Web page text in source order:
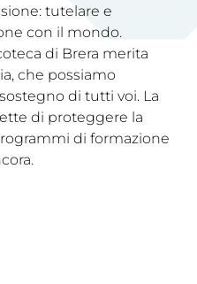
tutelare e
con il mondo.
di Brera merita
che possiamo
di tutti voi. La
di proteggere la
di formazione